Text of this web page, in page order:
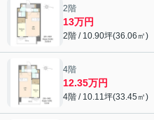
2階
13万円
2階 / 10.90坪(36.06㎡)
4階
12.35万円
4階 / 10.11坪(33.45㎡)